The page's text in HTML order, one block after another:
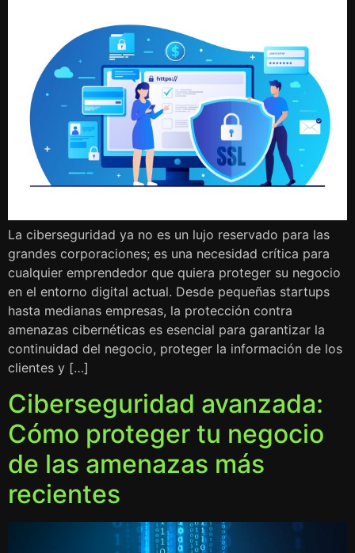
La ciberseguridad ya no es un lujo reservado para las
grandes corporaciones; es una necesidad crítica para
cualquier emprendedor que quiera proteger su negocio
en el entorno digital actual. Desde pequeñas startups
hasta medianas empresas, la protección contra
amenazas cibernéticas es esencial para garantizar la
continuidad del negocio, proteger la información de los
clientes y […]
Ciberseguridad avanzada:
Cómo proteger tu negocio
de las amenazas más
recientes